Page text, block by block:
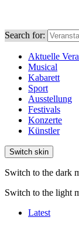
Search for:
Aktuelle
Musical
Kabarett
Sport
Ausstellung
Festivals
Konzerte
Künstler
Switch skin
Switch to the dark
Switch to the light
Latest